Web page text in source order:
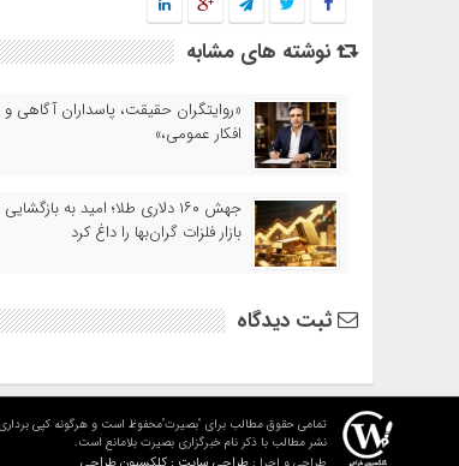
نوشته های مشابه
«روایتگران حقیقت، پاسداران آگاهی و
افکار عمومی،»
جهش ۱۶۰ دلاری طلا؛ امید به
بازار فلزات گران‌بها را داغ کرد
ثبت دیدگاه
تمامی حقوق مطالب برای "بصیرت"محفوظ است و هرگونه کپی
نشر مطالب با ذکر نام خبرگزاری بصیرت بلامانع است.